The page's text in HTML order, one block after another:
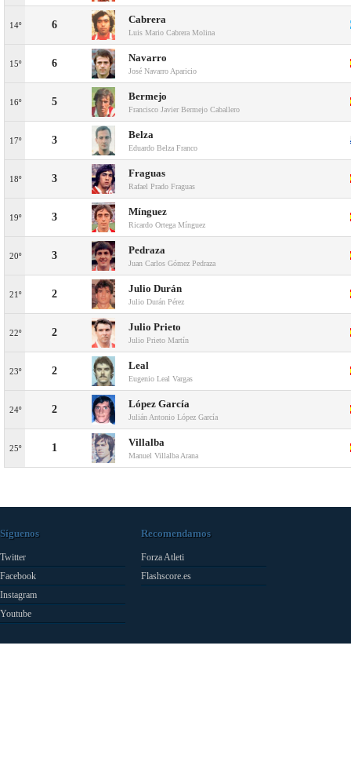
14º 6 Cabrera
Luis Mario Cabrera Molina
15º 6 Navarro
José Navarro Aparicio
16º 5 Bermejo
Francisco Javier Bermejo Caballero
17º 3 Belza
Eduardo Belza Franco
18º 3 Fraguas
Rafael Prado Fraguas
19º 3 Mínguez
Ricardo Ortega Mínguez
20º 3 Pedraza
Juan Carlos Gómez Pedraza
21º 2 Julio Durán
Julio Durán Pérez
22º 2 Julio Prieto
Julio Prieto Martín
23º 2 Leal
Eugenio Leal Vargas
24º 2 López García
Julián Antonio López García
25º 1 Villalba
Manuel Villalba Arana
Síguenos
Twitter
Facebook
Instagram
Youtube
Recomendamos
Forza Atleti
Flashscore.es